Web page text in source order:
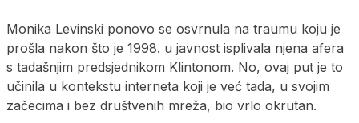
Monika Levinski ponovo se osvrnula na traumu koju je
prošla nakon što je 1998. u javnost isplivala njena afera
s tadašnjim predsjednikom Klintonom. No, ovaj put je to
učinila u kontekstu interneta koji je već tada, u svojim
začecima i bez društvenih mreža, bio vrlo okrutan.